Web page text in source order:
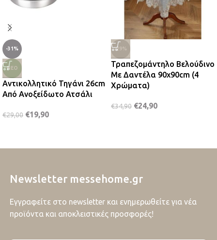
-31%
ΝΈΟ
Αντικολλητικό Τηγάνι 26cm
Από Ανοξείδωτο Ατσάλι
€29,00 €19,90
-29%
Τραπεζομάντηλο Βελούδινο
Με Δαντέλα 90x90cm (4
Χρώματα)
€34,90 €24,90
Newsletter messehome.gr
Εγγραφείτε στο newsletter και ενημερωθείτε για νέα
προϊόντα και αποκλειστικές προσφορές!